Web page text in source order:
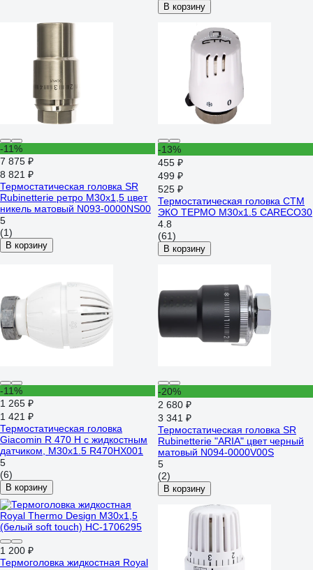
В корзину
-11%
7 875 ₽
8 821 ₽
Термостатическая головка SR
Rubinetterie ретро М30х1,5 цвет
никель матовый N093-0000NS00
5
(1)
В корзину
-13%
455 ₽
499 ₽
525 ₽
Термостатическая головка СТМ
ЭКО ТЕРМО М30x1.5 CARECO30
4.8
(61)
В корзину
-11%
1 265 ₽
1 421 ₽
Термостатическая головка
Giacomin R 470 H с жидкостным
датчиком, М30х1.5 R470HX001
5
(6)
В корзину
-20%
2 680 ₽
3 341 ₽
Термостатическая головка SR
Rubinetterie "ARIA" цвет черный
матовый N094-0000V00S
5
(2)
В корзину
1 200 ₽
Термоголовка жидкостная Royal